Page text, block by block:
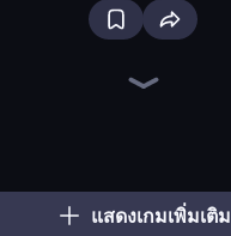
แสดงเกมเพิ่มเติม